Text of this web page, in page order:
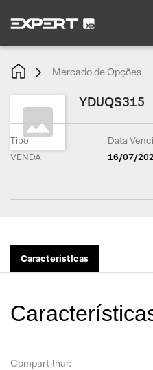
Mercado de Opções
YDUQS315
Tipo
VENDA
Data
16/07/
Características
Compartilhar: